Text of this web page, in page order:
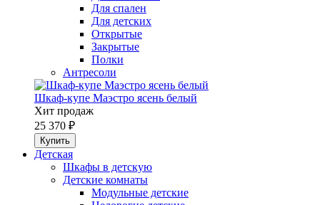
Для спален
Для детских
Открытые
Закрытые
Полки
Антресоли
Шкаф-купе Маэстро ясень белый
Хит продаж
25 370 ₽
Детская
Шкафы в детскую
Детские комнаты
Модульные детские